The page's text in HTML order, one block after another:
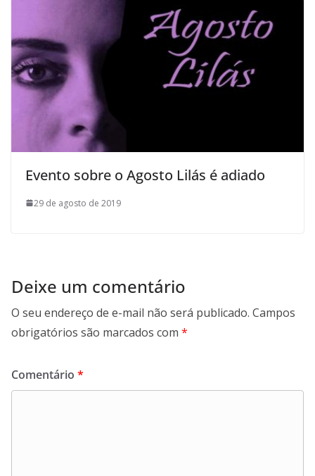
Evento sobre o Agosto Lilás é adiado
29 de agosto de 2019
Deixe um comentário
O seu endereço de e-mail não será publicado. Campos
obrigatórios são marcados com *
Comentário *